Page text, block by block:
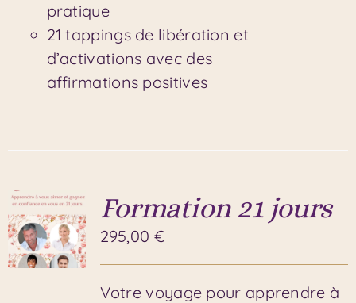
pratique
21 tappings de libération et
d’activations avec des
affirmations positives
Formation 21 jours
295,00 €
Votre voyage pour apprendre à